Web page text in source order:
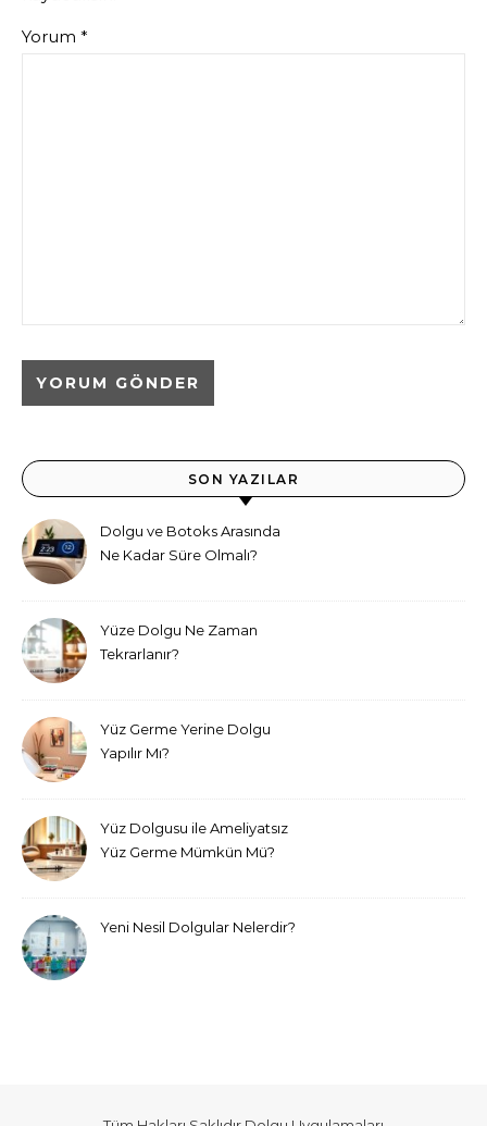
Yorum *
SON YAZILAR
Dolgu ve Botoks Arasında
Ne Kadar Süre Olmalı?
Yüze Dolgu Ne Zaman
Tekrarlanır?
Yüz Germe Yerine Dolgu
Yapılır Mı?
Yüz Dolgusu ile Ameliyatsız
Yüz Germe Mümkün Mü?
Yeni Nesil Dolgular Nelerdir?